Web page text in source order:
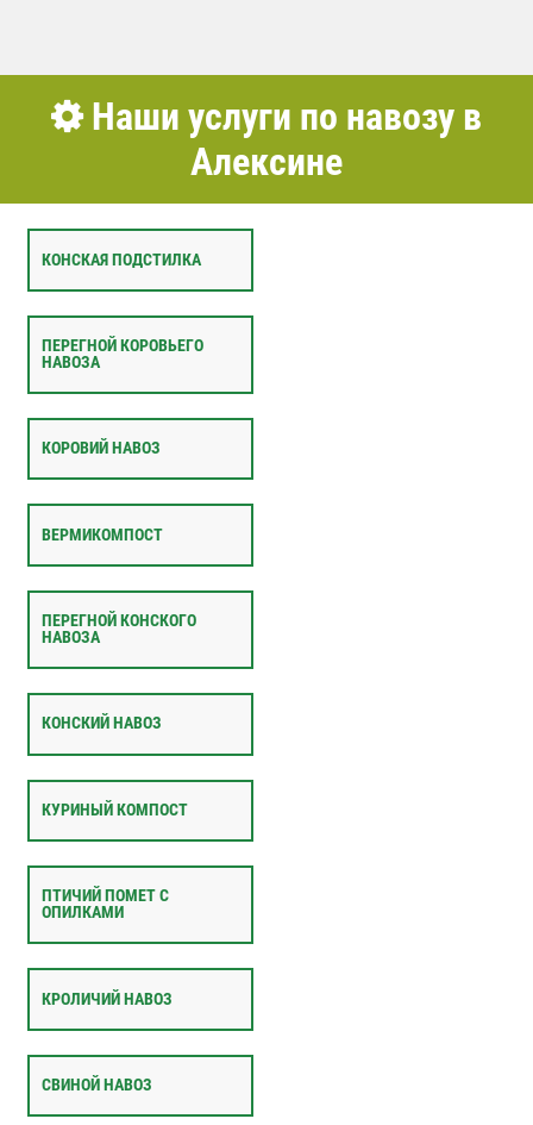
Наши услуги по навозу в
Алексине
КОНСКАЯ ПОДСТИЛКА
ПЕРЕГНОЙ КОРОВЬЕГО
НАВОЗА
КОРОВИЙ НАВОЗ
ВЕРМИКОМПОСТ
ПЕРЕГНОЙ КОНСКОГО
НАВОЗА
КОНСКИЙ НАВОЗ
КУРИНЫЙ КОМПОСТ
ПТИЧИЙ ПОМЕТ С
ОПИЛКАМИ
КРОЛИЧИЙ НАВОЗ
СВИНОЙ НАВОЗ